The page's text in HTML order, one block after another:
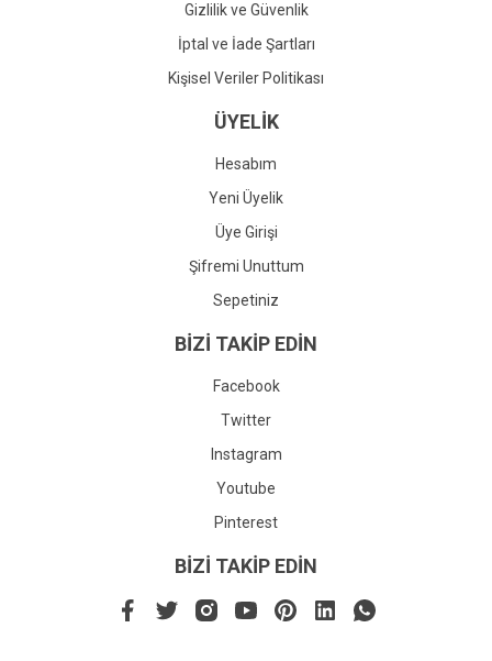
Gizlilik ve Güvenlik
İptal ve İade Şartları
Kişisel Veriler Politikası
ÜYELİK
Hesabım
Yeni Üyelik
Üye Girişi
Şifremi Unuttum
Sepetiniz
BİZİ TAKİP EDİN
Facebook
Twitter
Instagram
Youtube
Pinterest
BİZİ TAKİP EDİN